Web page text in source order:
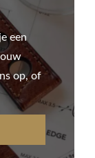
een
op, of